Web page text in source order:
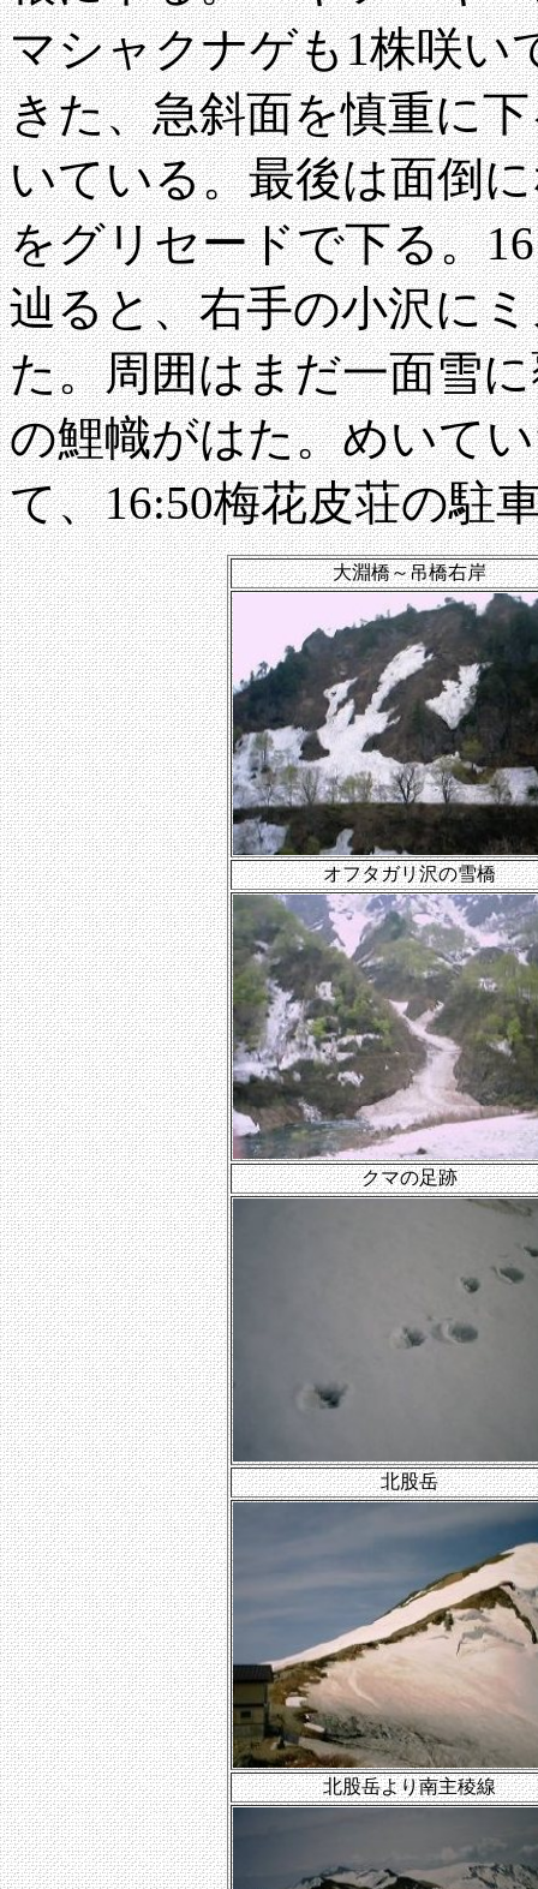
マシャクナゲも1株咲い
きた、急斜面を慎重に
いている。最後は面倒
をグリセードで下る。
辿ると、右手の小沢に
た。周囲はまだ一面雪
の鯉幟がはた。めいて
て、16:50梅花皮荘の駐
大淵橋～吊橋右岸
オフタガリ沢の雪橋
クマの足跡
北股岳
北股岳より南主稜線